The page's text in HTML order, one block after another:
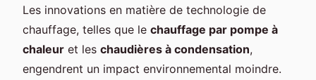
Les innovations en matière de technologie de
chauffage, telles que le chauffage par pompe à
chaleur et les chaudières à condensation,
engendrent un impact environnemental moindre.